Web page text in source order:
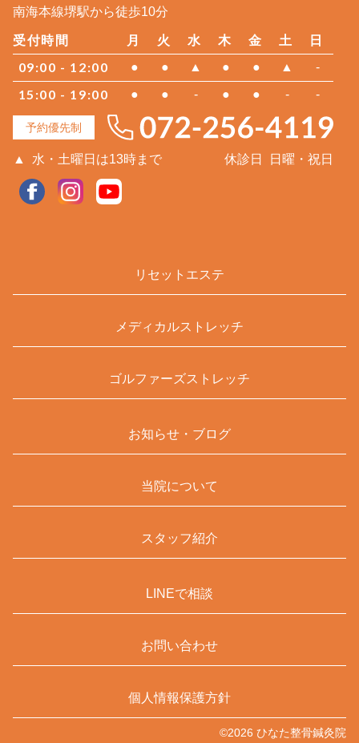
南海本線堺駅から徒歩10分
受付時間 月 火 水 木 金 土 日
09:00 - 12:00 ● ● ▲ ● ● ▲ -
15:00 - 19:00 ● ● - ● ● - -
予約優先制
▲ 水・土曜日は13時まで 休診日 日曜・祝日
リセットエステ
メディカルストレッチ
ゴルファーズストレッチ
お知らせ・ブログ
当院について
スタッフ紹介
LINEで相談
お問い合わせ
個人情報保護方針
©2026 ひなた整骨鍼灸院